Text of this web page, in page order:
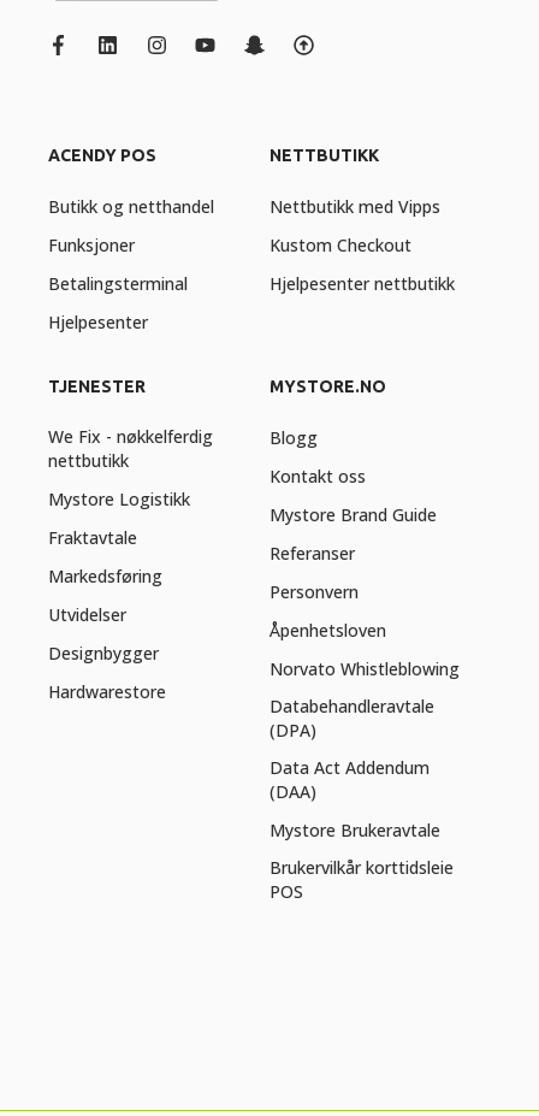
ACENDY POS
Butikk og netthandel
Funksjoner
Betalingsterminal
Hjelpesenter
NETTBUTIKK
Nettbutikk med Vipps
Kustom Checkout
Hjelpesenter nettbutikk
TJENESTER
We Fix - nøkkelferdig
nettbutikk
Mystore Logistikk
Fraktavtale
Markedsføring
Utvidelser
Designbygger
Hardwarestore
MYSTORE.NO
Blogg
Kontakt oss
Mystore Brand Guide
Referanser
Personvern
Åpenhetsloven
Norvato Whistleblowing
Databehandleravtale
(DPA)
Data Act Addendum
(DAA)
Mystore Brukeravtale
Brukervilkår korttidsleie
POS